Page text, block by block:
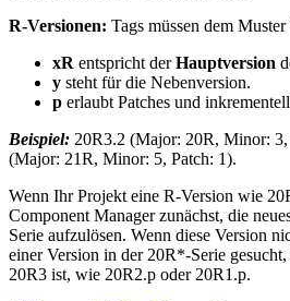
R-Versionen: Tags müssen dem
xR entspricht derHauptversion
y steht für die Nebenversion.
p erlaubt Patches und
Beispiel: 20R3.2 (Major: 20R, Minor: 3,
(Major: 21R, Minor: 5, Patch: 1).
Wenn Ihr Projekt eine R-Version wie
Component Manager zunächst, die
Serie aufzulösen. Wenn diese Version
einer Version in der 20R*-Serie
20R3 ist, wie 20R2.p oder 20R1.p.